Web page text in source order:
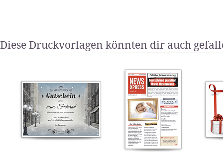
Diese Druckvorlagen könnten dir auch